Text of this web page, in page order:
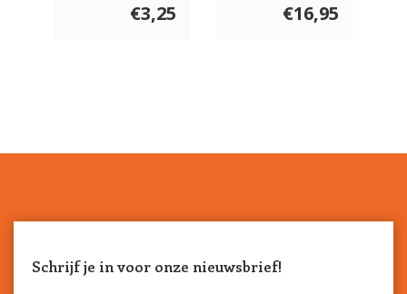
€3,25 €16,95
Schrijf je in voor onze nieuwsbrief!